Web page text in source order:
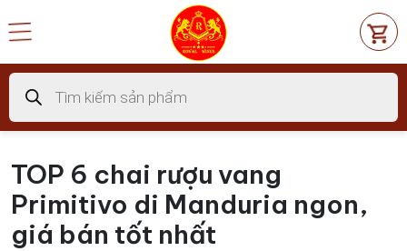
đến
dung
Tìm
kiếm
sản
phẩm
TOP 6 chai rượu vang
Primitivo di Manduria ngon,
giá bán tốt nhất